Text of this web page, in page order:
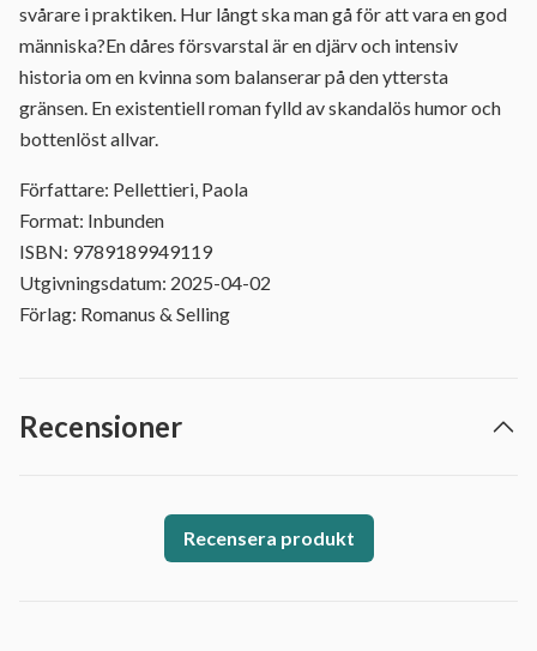
svårare i praktiken. Hur långt ska man gå för att vara en god
människa?En dåres försvarstal är en djärv och intensiv
historia om en kvinna som balanserar på den yttersta
gränsen. En existentiell roman fylld av skandalös humor och
bottenlöst allvar.
Författare: Pellettieri, Paola
Format: Inbunden
ISBN: 9789189949119
Utgivningsdatum: 2025-04-02
Förlag: Romanus & Selling
Recensioner
Recensera produkt